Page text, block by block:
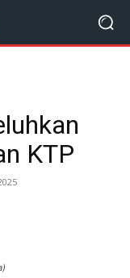
KTP